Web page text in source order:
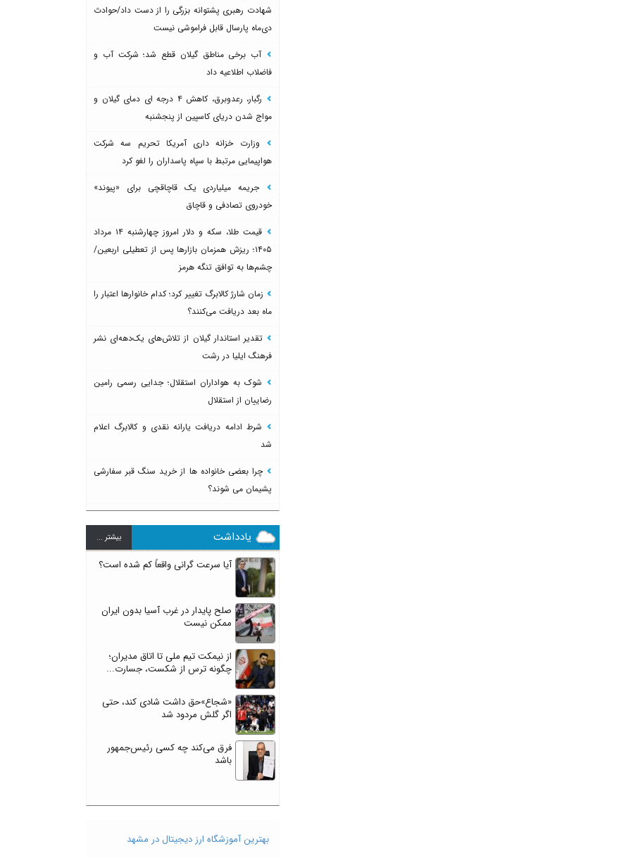
شهادت رهبری پشتوانه بزرگی را از دست داد/حوادث
دی‌ماه پارسال قابل فراموشی نیست
آب برخی مناطق گیلان قطع شد؛ شرکت آب و
فاضلاب اطلاعیه داد
رگبار، رعدوبرق، کاهش ۴ درجه ای دمای گیلان و
مواج شدن دریای کاسپین از پنجشنبه
وزارت خزانه داری آمریکا تحریم سه شرکت
هواپیمایی مرتبط با سپاه پاسداران را لغو کرد
جریمه میلیاردی یک قاچاقچی برای «پیوند»
خودروی تصادفی و قاچاق
قیمت طلا، سکه و دلار امروز چهارشنبه ۱۴ مرداد
۱۴۰۵؛ ریزش همزمان بازارها پس از تعطیلی اربعین/
چشم‌ها به توافق تنگه هرمز
زمان شارژ کالابرگ تغییر کرد؛ کدام خانوارها اعتبار را
ماه بعد دریافت می‌کنند؟
تقدیر استاندار گیلان از تلاش‌های یک‌دهه‌ای نشر
فرهنگ ایلیا در رشت
شوک به هواداران استقلال؛ جدایی رسمی رامین
رضاییان از استقلال
شرط ادامه دریافت یارانه نقدی و کالابرگ اعلام
شد
چرا بعضی خانواده ها از خرید سنگ قبر سفارشی
پشیمان می شوند؟
یادداشت بيشتر ...
آیا سرعت گرانی واقعاً کم شده است؟
صلح پایدار در غرب آسیا بدون ایران
ممکن نیست
از نیمکت تیم ملی تا اتاق مدیران؛
چگونه ترس از شکست، جسارت...
«شجاع»حق داشت شادی کند، حتی
اگر گلش مردود شد
فرق می‌کند چه کسی رئیس‌جمهور
باشد
بهترین آموزشگاه ارز دیجیتال در مشهد